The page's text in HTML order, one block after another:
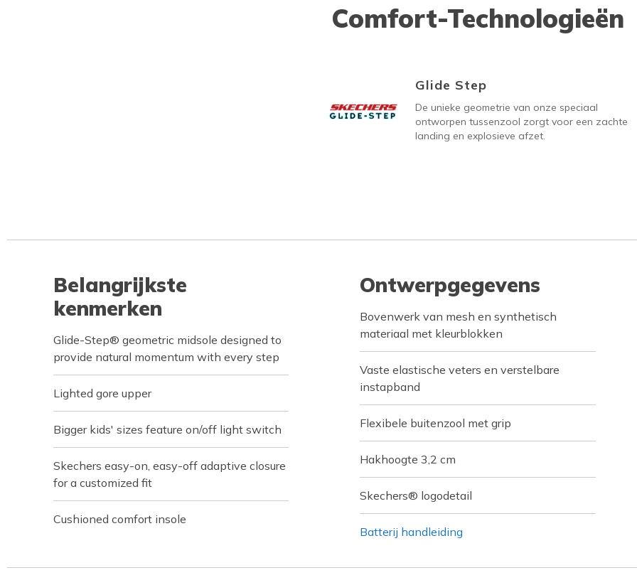
Comfort-Technologieën
Glide Step
De unieke geometrie van onze speciaal
ontworpen tussenzool zorgt voor een zachte
landing en explosieve afzet.
Belangrijkste
kenmerken
Glide-Step® geometric midsole designed to
provide natural momentum with every step
Lighted gore upper
Bigger kids' sizes feature on/off light switch
Skechers easy-on, easy-off adaptive closure
for a customized fit
Cushioned comfort insole
Ontwerpgegevens
Bovenwerk van mesh en synthetisch
materiaal met kleurblokken
Vaste elastische veters en verstelbare
instapband
Flexibele buitenzool met grip
Hakhoogte 3,2 cm
Skechers® logodetail
Batterij handleiding